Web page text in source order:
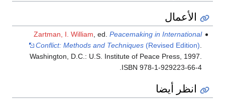
Zartman, I. William, ed.Peacemaking in
Conflict: Methods and Techniques(Revised
Washington, D.C.: U.S. Institute of Peace Press,
ISBN 978-1-
أيضا